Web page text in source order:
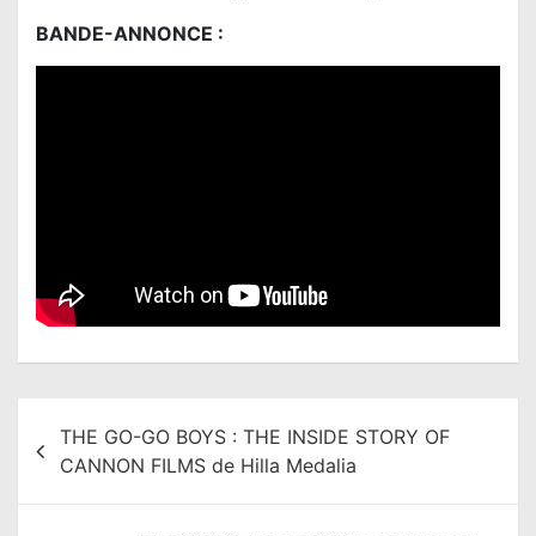
BANDE-ANNONCE :
THE GO-GO BOYS : THE INSIDE STORY OF
CANNON FILMS de Hilla Medalia